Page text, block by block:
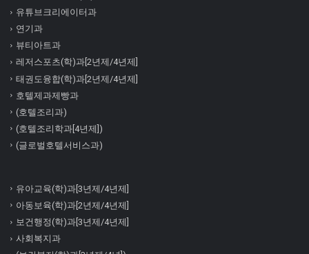
유튜브크리에이터과
연기과
뷰티아트과
레저스포츠(학)과[2년제/4년제]
태권도융합(학)과[2년제/4년제]
호텔제과제빵과
(호텔조리과)
(호텔조리학과[4년제])
(글로벌호텔서비스과)
유아교육(학)과[3년제/4년제]
아동보육(학)과[2년제/4년제]
보건행정(학)과[3년제/4년제]
사회복지과